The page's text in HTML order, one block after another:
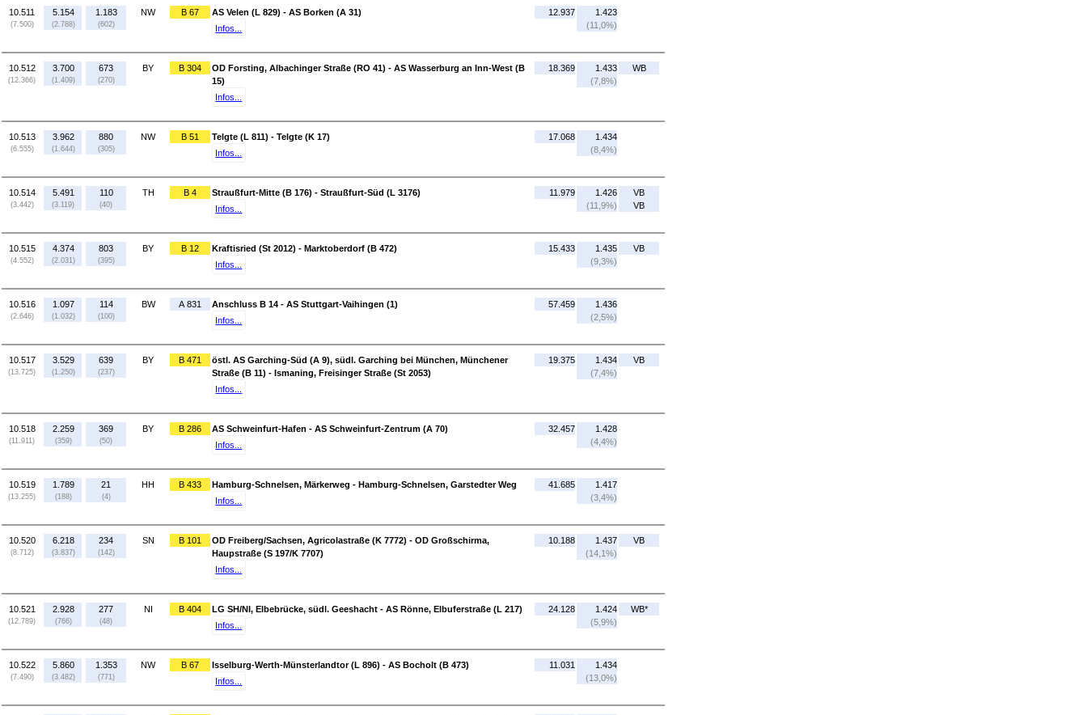
10.511
(7.500)
5.154
(2.788)
1.183
(602)
NW B 67
AS Velen (L 829) - AS Borken (A 31)
Infos...
12.937
1.423
(11,0%)
10.512
(12.366)
3.700
(1.409)
673
(270)
BY B 304
OD Forsting, Albachinger Straße (RO 41) - AS Wasserburg an Inn-West (B
15)
Infos...
18.369
1.433
(7,8%)
WB
10.513
(6.555)
3.962
(1.644)
880
(305)
NW B 51
Telgte (L 811) - Telgte (K 17)
Infos...
17.068
1.434
(8,4%)
10.514
(3.442)
5.491
(3.119)
110
(40)
TH B 4
Straußfurt-Mitte (B 176) - Straußfurt-Süd (L 3176)
Infos...
11.979
1.426
(11,9%)
VB
VB
10.515
(4.552)
4.374
(2.031)
803
(395)
BY B 12
Kraftisried (St 2012) - Marktoberdorf (B 472)
Infos...
15.433
1.435
(9,3%)
VB
10.516
(2.646)
1.097
(1.032)
114
(100)
BW A 831
Anschluss B 14 - AS Stuttgart-Vaihingen (1)
Infos...
57.459
1.436
(2,5%)
10.517
(13.725)
3.529
(1.250)
639
(237)
BY B 471
östl. AS Garching-Süd (A 9), südl. Garching bei München, Münchener
Straße (B 11) - Ismaning, Freisinger Straße (St 2053)
Infos...
19.375
1.434
(7,4%)
VB
10.518
(11.911)
2.259
(359)
369
(50)
BY B 286
AS Schweinfurt-Hafen - AS Schweinfurt-Zentrum (A 70)
Infos...
32.457
1.428
(4,4%)
10.519
(13.255)
1.789
(188)
21
(4)
HH B 433
Hamburg-Schnelsen, Märkerweg - Hamburg-Schnelsen, Garstedter Weg
Infos...
41.685
1.417
(3,4%)
10.520
(8.712)
6.218
(3.837)
234
(142)
SN B 101
OD Freiberg/Sachsen, Agricolastraße (K 7772) - OD Großschirma,
Haupstraße (S 197/K 7707)
Infos...
10.188
1.437
(14,1%)
VB
10.521
(12.789)
2.928
(766)
277
(48)
NI B 404
LG SH/NI, Elbebrücke, südl. Geeshacht - AS Rönne, Elbuferstraße (L 217)
Infos...
24.128
1.424
(5,9%)
WB*
10.522
(7.490)
5.860
(3.482)
1.353
(771)
NW B 67
Isselburg-Werth-Münsterlandtor (L 896) - AS Bocholt (B 473)
Infos...
11.031
1.434
(13,0%)